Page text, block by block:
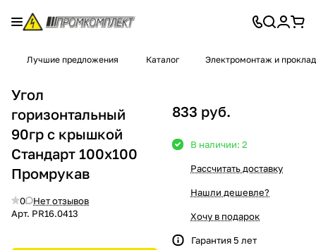
Лучшие предложения Каталог Электромонтаж и
Угол
горизонтальный
90гр с крышкой
Стандарт 100x100
Промрукав
0
Нет отзывов
Арт. PR16.0413
833 руб.
В наличии: 2
Рассчитать доставку
Нашли дешевле?
Хочу в подарок
Гарантия 5 лет